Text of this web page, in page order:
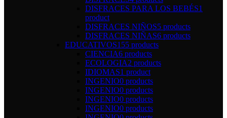
DISFRACES PARA LOS BEBÉS1
product
DISFRACES NIÑOS5 products
DISFRACES NIÑAS6 products
EDUCATIVOS155 products
CIENCIA6 products
ECOLOGIA2 products
IDIOMAS1 product
INGENIO0 products
INGENIO0 products
INGENIO0 products
INGENIO0 products